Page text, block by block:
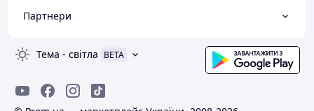
Партнери
Тема - світла BETA